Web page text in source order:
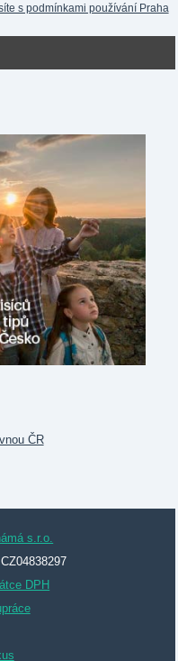
s podmínkami používání Praha
s.r.o.
DPH